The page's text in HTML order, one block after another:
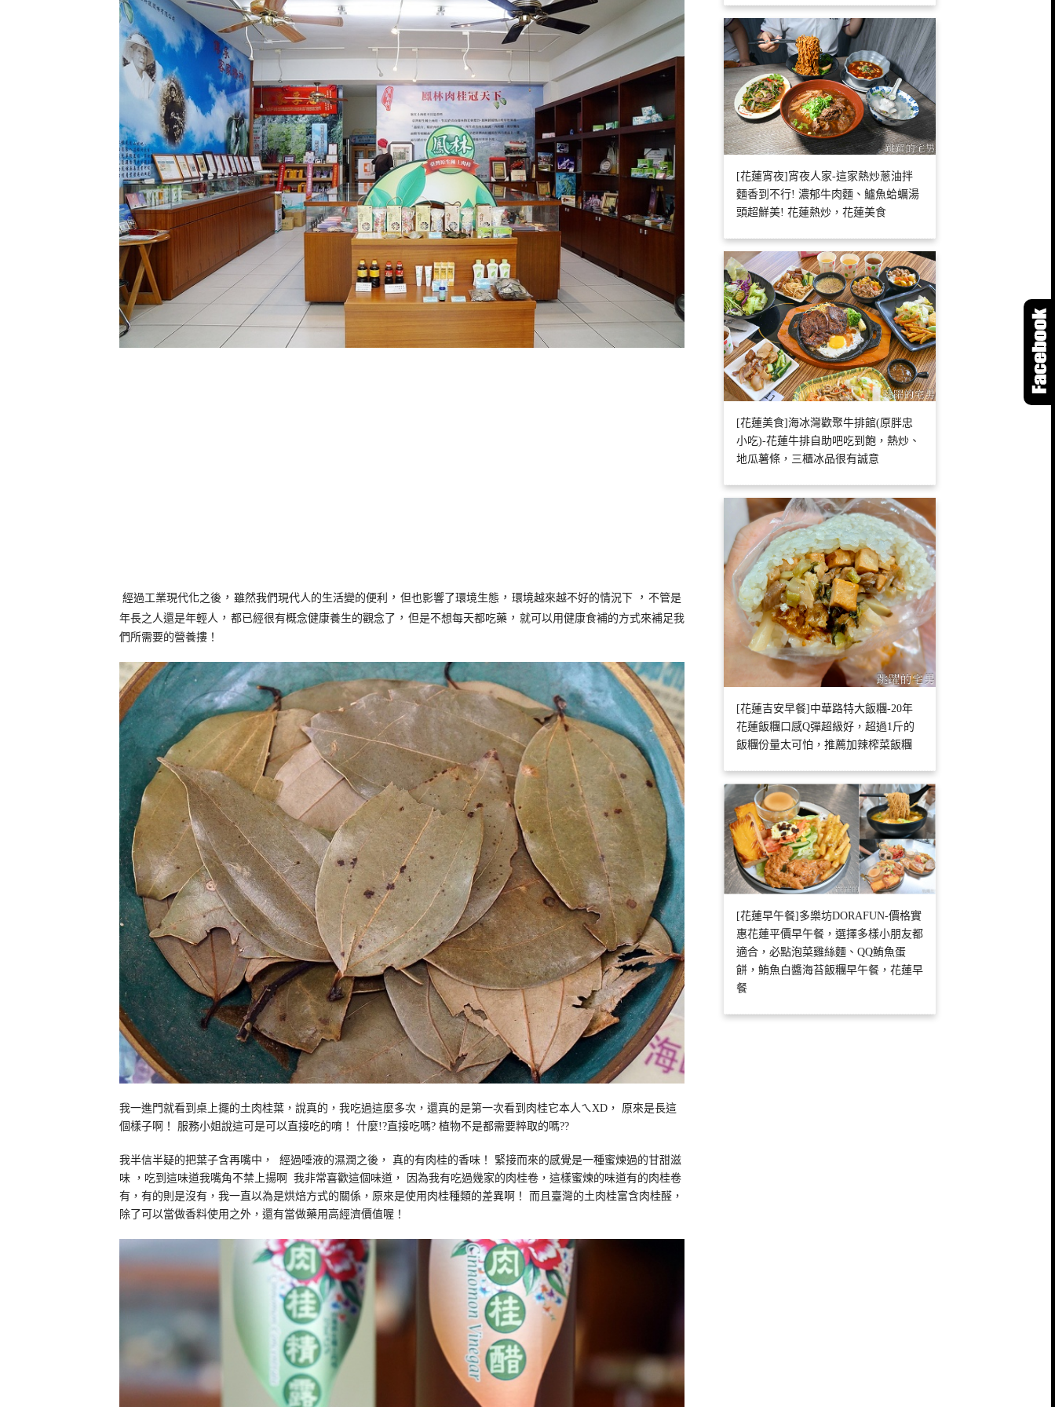
經過工業現代化之後 ， 雖然我們現代人的生活變的便利 ， 但也影響了環境生態 ， 環境越來越不好的情況下 ， 不管是
年長之人還是年輕人 ， 都已經很有概念健康養生的觀念了 ， 但是不想每天都吃藥 ， 就可以用健康食補的方式來補足我
們所需要的營養摟！
我一進門就看到桌上擺的土肉桂葉，說真的，我吃過這麼多次，還真的是第一次看到肉桂它本人ㄟXD ，
原來是長這
個樣子啊！
服務小姐說這可是可以直接吃的唷！ 什麼!?直接吃嗎? 植物不是都需要粹取的嗎??
我半信半疑的把葉子含再嘴中， 經過唾液的濕潤之後， 真的有肉桂的香味！
緊接而來的感覺是一種蜜煉過的甘甜滋
味 ，吃到這味道我嘴角不禁 上揚啊 我非常喜歡這個味道，
因為我有吃過幾家的肉桂卷，這樣蜜煉的味道有的肉桂卷
有，有的則是沒有，我一直以為是烘焙方式的關係，原來是使用肉桂種類的差異啊！
而且臺灣的土肉桂富含肉桂醛，
除了可以當做香料使用之外，還有當做藥用高經濟價值喔！
[花蓮宵夜]宵夜人家-這家熱炒蔥油拌
麵香到不行! 濃郁牛肉麵、鱸魚蛤蠣湯
頭超鮮美! 花蓮熱炒，花蓮美食
[花蓮美食]海冰灣歡聚牛排館(原胖忠
小吃)-花蓮牛排自助吧吃到飽，熱炒、
地瓜薯條，三櫃冰品很有誠意
[花蓮吉安早餐]中華路特大飯糰-20年
花蓮飯糰口感Q彈超級好，超過1斤的
飯糰份量太可怕，推薦加辣榨菜飯糰
[花蓮早午餐]多樂坊DORAFUN-價格實
惠花蓮平價早午餐，選擇多樣小朋友都
適合，必點泡菜雞絲麵、QQ鮪魚蛋
餅，鮪魚白醬海苔飯糰早午餐，花蓮早
餐